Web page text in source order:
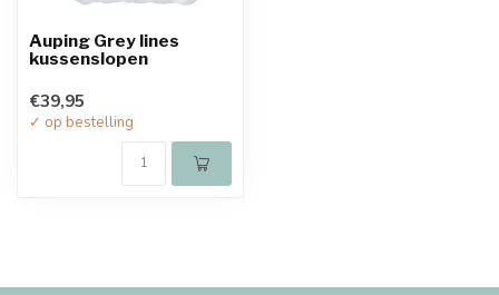
Auping Grey lines
kussenslopen
€39,95
✓ op bestelling